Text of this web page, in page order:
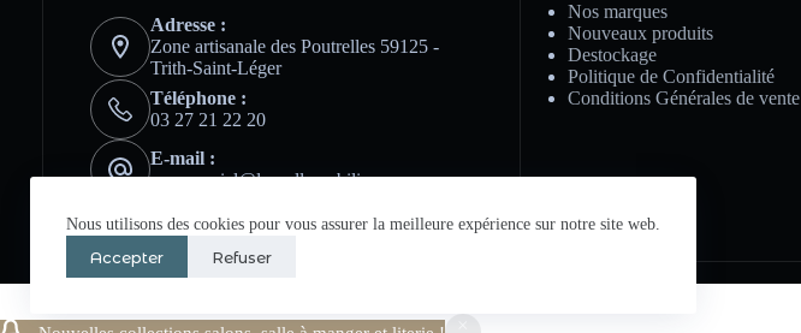
Nous utilisons des cookies pour vous assurer la meilleure expérience sur notre site web.
Accepter Refuser
Adresse :
Zone artisanale des Poutrelles 59125 -
Trith-Saint-Léger
Téléphone :
03 27 21 22 20
E-mail :
commercial@lansellemobilier.com
Nos marques
Nouveaux produits
Destockage
Politique de Confidentialité
Conditions Générales de vente